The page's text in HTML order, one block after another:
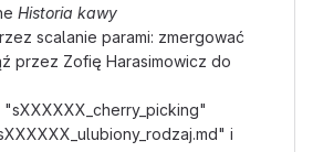
Historia kawy
scalanie parami: zmergować
przez Zofię Harasimowicz do
i